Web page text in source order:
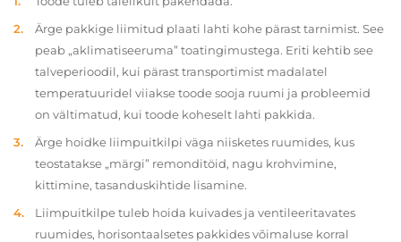
Ärge pakkige liimitud plaati lahti kohe pärast tarnimist. See
peab „aklimatiseeruma” toatingimustega. Eriti kehtib see
talveperioodil, kui pärast transportimist madalatel
temperatuuridel viiakse toode sooja ruumi ja probleemid
on vältimatud, kui toode koheselt lahti pakkida.
Ärge hoidke liimpuitkilpi väga niisketes ruumides, kus
teostatakse „märgi” remonditöid, nagu krohvimine,
kittimine, tasanduskihtide lisamine.
Liimpuitkilpe tuleb hoida kuivades ja ventileeritavates
ruumides, horisontaalsetes pakkides võimaluse korral